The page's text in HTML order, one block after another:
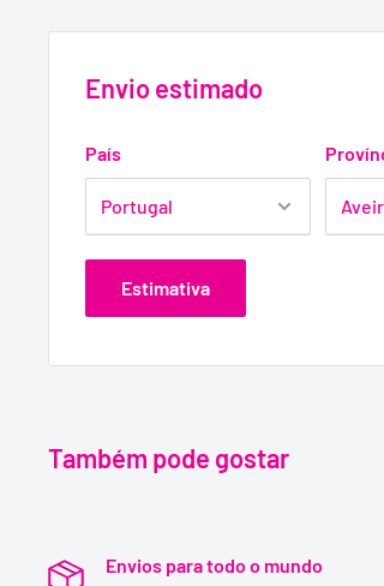
Envio estimado
País
Estimativa
Também pode gostar
Envios para todo o mundo